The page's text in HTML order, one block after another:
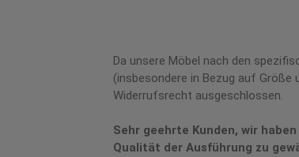
Da unsere Möbel nach den
(insbesondere in Bezug auf
Widerrufsrecht ausgeschlossen.
Sehr geehrte Kunden, wir
Qualität der Ausführung zu